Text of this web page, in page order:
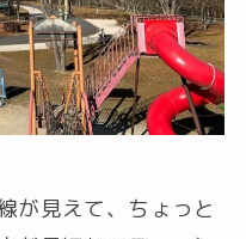
が見えて、ちょっと